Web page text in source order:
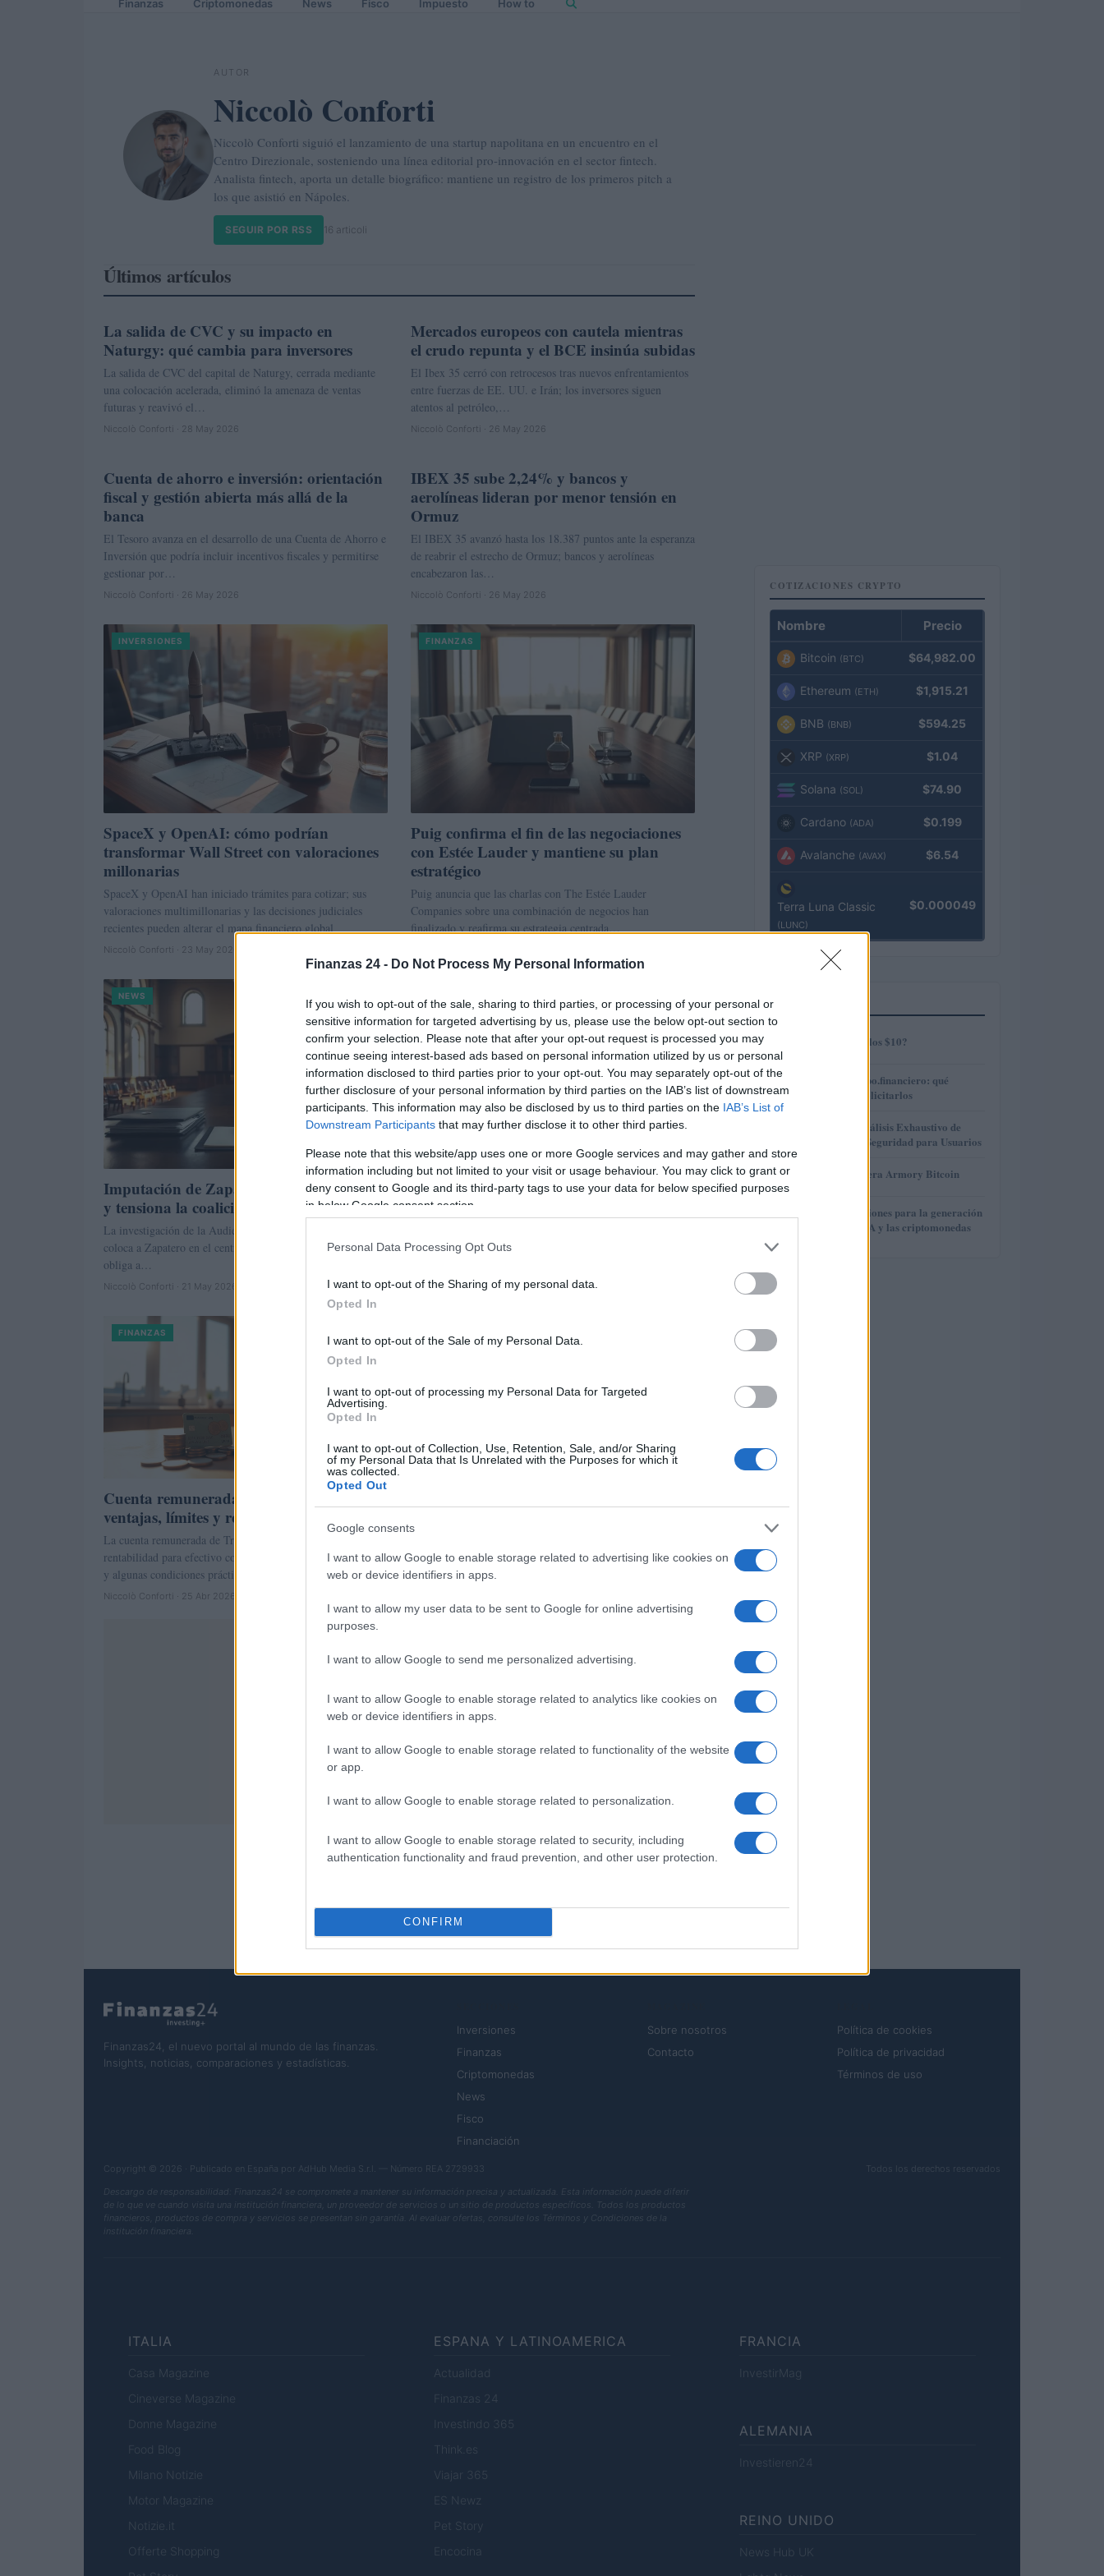
Finanzas 24 - Do Not Process My Personal Information
If you wish to opt-out of the sale, sharing to third parties, or processing of your personal or
sensitive information for targeted advertising by us, please use the below opt-out section to
confirm your selection. Please note that after your opt-out request is processed you may
continue seeing interest-based ads based on personal information utilized by us or personal
information disclosed to third parties prior to your opt-out. You may separately opt-out of the
further disclosure of your personal information by third parties on the IAB’s list of downstream
participants. This information may also be disclosed by us to third parties on the IAB’s List of
Downstream Participants that may further disclose it to other third parties.
Please note that this website/app uses one or more Google services and may gather and store
information including but not limited to your visit or usage behaviour. You may click to grant or
deny consent to Google and its third-party tags to use your data for below specified purposes
in below Google consent section.
Personal Data Processing Opt Outs
I want to opt-out of the Sharing of my personal data.
Opted In
I want to opt-out of the Sale of my Personal Data.
Opted In
I want to opt-out of processing my Personal Data for Targeted
Advertising.
Opted In
I want to opt-out of Collection, Use, Retention, Sale, and/or Sharing
of my Personal Data that Is Unrelated with the Purposes for which it
was collected.
Opted Out
Google consents
I want to allow Google to enable storage related to advertising like cookies on
web or device identifiers in apps.
I want to allow my user data to be sent to Google for online advertising
purposes.
I want to allow Google to send me personalized advertising.
I want to allow Google to enable storage related to analytics like cookies on
web or device identifiers in apps.
I want to allow Google to enable storage related to functionality of the website
or app.
I want to allow Google to enable storage related to personalization.
I want to allow Google to enable storage related to security, including
authentication functionality and fraud prevention, and other user protection.
CONFIRM
Finanzas Criptomonedas News Fisco Impuesto How to
AUTOR
Niccolò Conforti
Niccolò Conforti siguió el lanzamiento de una startup napolitana en un encuentro en el
Centro Direzionale, sosteniendo una línea editorial pro-innovación en el sector fintech.
Analista fintech, aporta un detalle biográfico: mantiene un registro de los primeros pitch a
los que asistió en Nápoles.
SEGUIR POR RSS 16 articoli
Últimos artículos
FINANZAS
La salida de CVC y su impacto en
Naturgy: qué cambia para inversores
La salida de CVC del capital de Naturgy, cerrada mediante
una colocación acelerada, eliminó la amenaza de ventas
futuras y reavivó el…
Niccolò Conforti · 28 May 2026
FINANZAS
Mercados europeos con cautela mientras
el crudo repunta y el BCE insinúa subidas
El Ibex 35 cerró con retrocesos tras nuevos enfrentamientos
entre fuerzas de EE. UU. e Irán; los inversores siguen
atentos al petróleo,…
Niccolò Conforti · 26 May 2026
INVERSIONES
Cuenta de ahorro e inversión: orientación
fiscal y gestión abierta más allá de la
banca
El Tesoro avanza en el desarrollo de una Cuenta de Ahorro e
Inversión que podría incluir incentivos fiscales y permitirse
gestionar por…
Niccolò Conforti · 26 May 2026
FINANZAS
IBEX 35 sube 2,24% y bancos y
aerolíneas lideran por menor tensión en
Ormuz
El IBEX 35 avanzó hasta los 18.387 puntos ante la esperanza
de reabrir el estrecho de Ormuz; bancos y aerolíneas
encabezaron las…
Niccolò Conforti · 26 May 2026
INVERSIONES
SpaceX y OpenAI: cómo podrían
transformar Wall Street con valoraciones
millonarias
SpaceX y OpenAI han iniciado trámites para cotizar; sus
valoraciones multimillonarias y las decisiones judiciales
recientes pueden alterar el mapa financiero global
Niccolò Conforti · 23 May 2026
FINANZAS
Puig confirma el fin de las negociaciones
con Estée Lauder y mantiene su plan
estratégico
Puig anuncia que las charlas con The Estée Lauder
Companies sobre una combinación de negocios han
finalizado y reafirma su estrategia centrada…
NEWS
Imputación de Zapatero sacude la política
y tensiona la coalición
La investigación de la Audiencia Nacional sobre Plus Ultra
coloca a Zapatero en el centro de un terremoto político que
obliga a…
Niccolò Conforti · 21 May 2026
Santander sube la valoración de Indra a
67 euros tras revisar estimaciones y contar
con PEM
Santander ha aumentado su precio objetivo sobre Indra a 67
euros y mantiene la recomendación de compra apoyándose
en la mejora de…
Niccolò Conforti · 28 Abr 2026
FINANZAS
Cuenta remunerada de Trade Republic:
ventajas, límites y requisitos clave
La cuenta remunerada de Trade Republic combina una alta
rentabilidad para efectivo con operativa de banco tradicional
y algunas condiciones prácticas que…
Niccolò Conforti · 25 Abr 2026
disciplina financiera son las piezas clave para la prosperidad
sostenible
COTIZACIONES CRYPTO
Nombre Precio
Bitcoin (BTC) $64,982.00
Ethereum (ETH) $1,915.21
BNB (BNB) $594.25
XRP (XRP) $1.04
Solana (SOL) $74.90
Cardano (ADA) $0.199
Avalanche (AVAX) $6.54
Terra Luna Classic
(LUNC)
$0.000049
MÁS LEÍDOS
¿AMP alcanzará los $10?
2
Préstamos en Kubo.financiero: qué
ofrecen y cómo solicitarlos
Gana Crédito: Análisis Exhaustivo de
Funcionalidad y Seguridad para Usuarios
4 Revisión de billetera Armory Bitcoin
5
Finanzas e inversiones para la generación
Z: el auge de IOTA y las criptomonedas
Finanzas24, el nuevo portal al mundo de las finanzas.
Insights, noticias, comparaciones y estadísticas.
Inversiones
Finanzas
Criptomonedas
News
Fisco
Financiación
Sobre nosotros
Contacto
Política de cookies
Política de privacidad
Términos de uso
Copyright © 2026 · Publicado en España por AdHub Media S.r.l. — Número REA 2729933
Todos los derechos reservados
Descargo de responsabilidad: Finanzas24 se compromete a mantener su información precisa y actualizada. Esta información puede diferir
de lo que ve cuando visita una institución financiera, un proveedor de servicios o un sitio de productos específicos. Todos los productos
financieros, productos de compra y servicios se presentan sin garantía. Al evaluar ofertas, consulte los Términos y Condiciones de la
institución financiera.
ITALIA
Casa Magazine
Cineverse Magazine
Donne Magazine
Food Blog
Milano Notizie
Motor Magazine
Notizie.it
Offerte Shopping
ESPANA Y LATINOAMERICA
Actualidad
Finanzas 24
Investindo 365
Think.es
Viajar 365
ES Newz
Pet Story
Encocina
FRANCIA
InvestirMag
ALEMANIA
Investieren24
REINO UNIDO
News Hub UK